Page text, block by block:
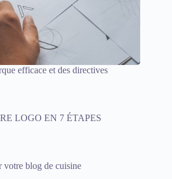
efficace et des directives
LOGO EN 7 ÉTAPES
votre blog de cuisine